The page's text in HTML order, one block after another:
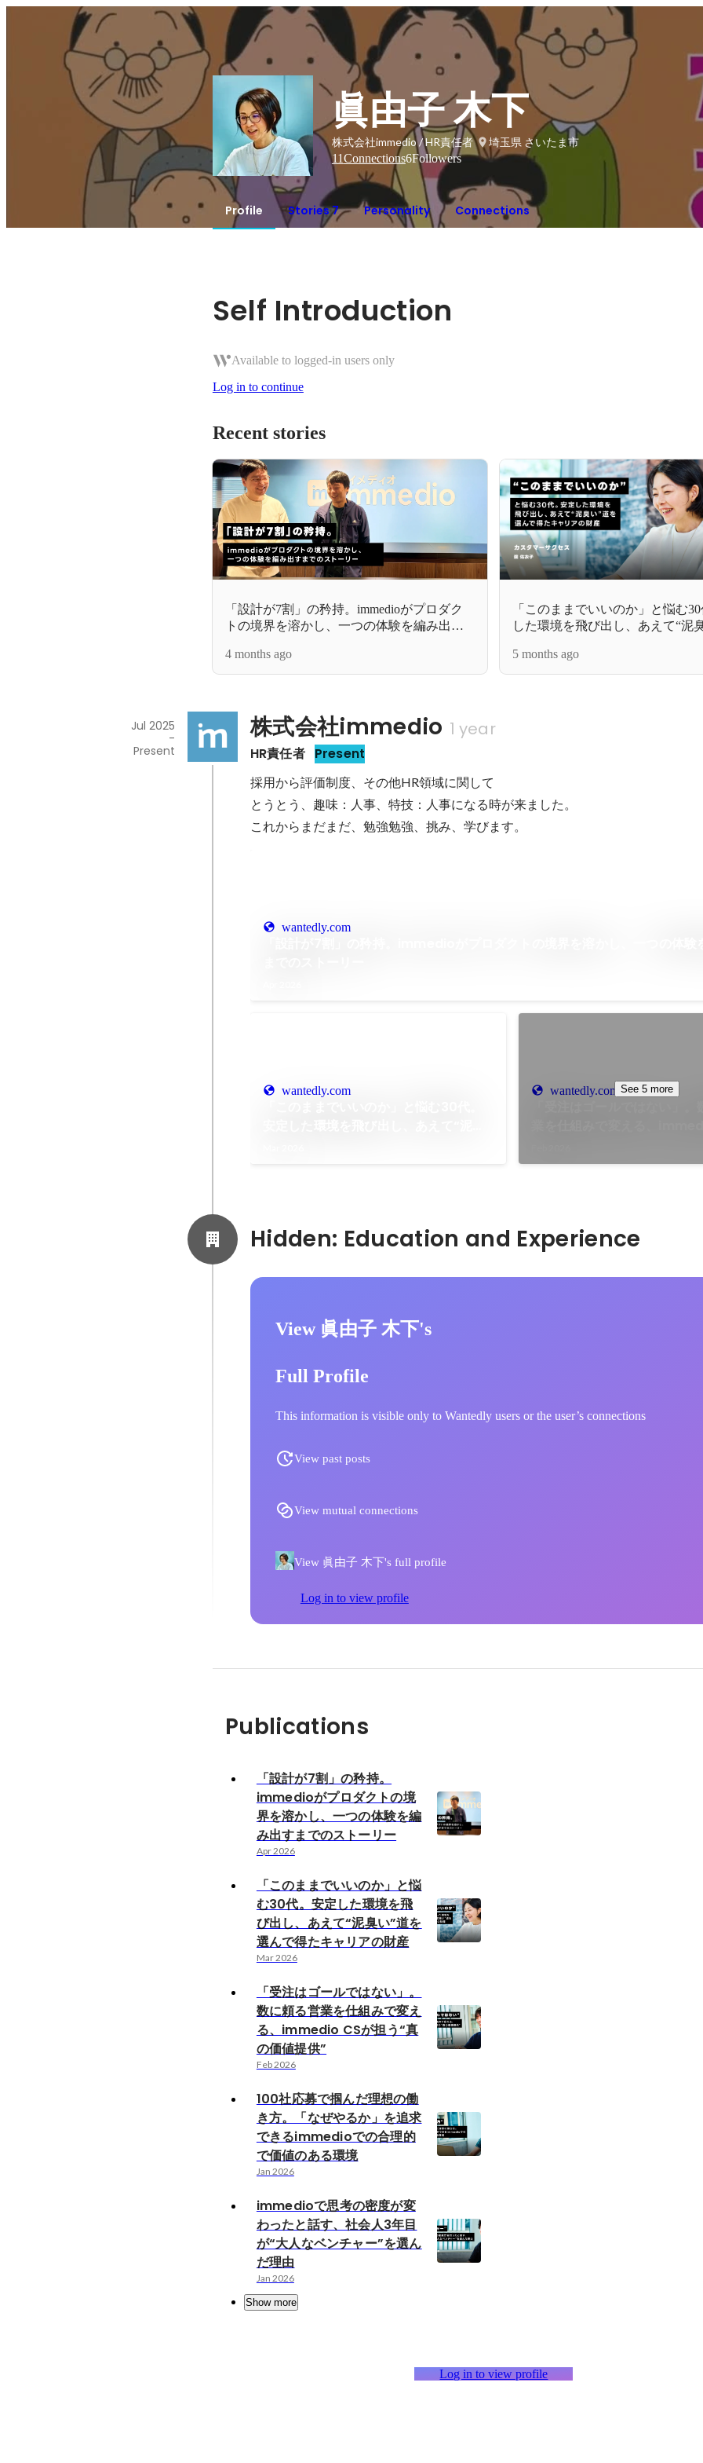
眞由子 木下
株式会社immedio / HR責任者
埼玉県 さいたま市
11Connections6Followers
Profile Stories 7 Personality Connections
Self Introduction
Available to logged-in users only
Log in to continue
Recent stories
「設計が7割」の矜持。immedioがプロダク
トの境界を溶かし、一つの体験を編み出す
4 months ago
「このままでいいのか」と悩む
した環境を飛び出し、あえて“泥
5 months ago
株式会社immedio 1 year
HR責任者 Present
Jul 2025
-
Present
採用から評価制度、その他HR領域に関して
とうとう、趣味：人事、特技：人事になる時が来ました。
これからまだまだ、勉強勉強、挑み、学びます。
wantedly.com
wantedly.com wantedly.com See 5 more
View 眞由子 木下's
Full Profile
This information is visible only to Wantedly users or the user’s connections
View past posts
View mutual connections
View 眞由子 木下's full profile
Log in to view profile
Publications
「設計が7割」の矜持。
immedioがプロダクトの境
界を溶かし、一つの体験を編
み出すまでのストーリー
Apr 2026
「このままでいいのか」と悩
む30代。安定した環境を飛
び出し、あえて“泥臭い”道を
選んで得たキャリアの財産
Mar 2026
「受注はゴールではない」。
数に頼る営業を仕組みで変え
る、immedio CSが担う“真
の価値提供”
Feb 2026
100社応募で掴んだ理想の働
き方。「なぜやるか」を追求
できるimmedioでの合理的
で価値のある環境
Jan 2026
immedioで思考の密度が変
わったと話す、社会人3年目
が“大人なベンチャー”を選ん
だ理由
Jan 2026
Show more
Log in to view profile